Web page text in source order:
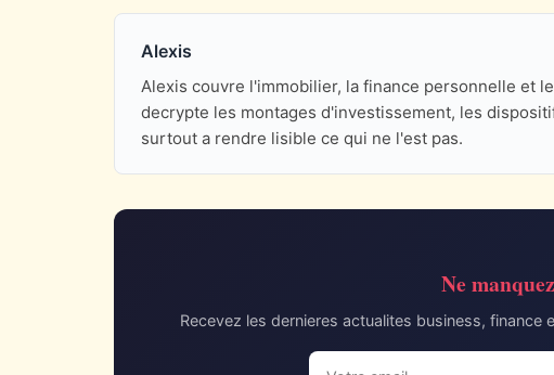
Alexis
Alexis couvre l'immobilier, la finance personnelle et
decrypte les montages d'investissement, les
surtout a rendre lisible ce qui ne l'est pas.
Ne
Recevez les dernieres actualites business,